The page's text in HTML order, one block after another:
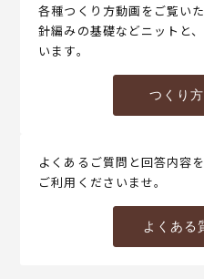
各種つくり方動画をご覧い
針編みの基礎などニットと
います。
つくり
よくあるご質問と回答内容
ご利用くださいませ。
よくある